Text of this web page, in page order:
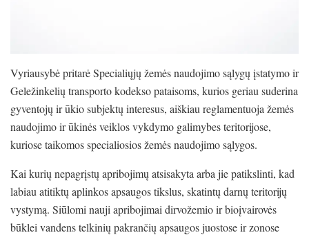
Vyriausybė pritarė Specialiųjų žemės naudojimo sąlygų įstatymo ir
Geležinkelių transporto kodekso pataisoms, kurios geriau suderina
gyventojų ir ūkio subjektų interesus, aiškiau reglamentuoja žemės
naudojimo ir ūkinės veiklos vykdymo galimybes teritorijose,
kuriose taikomos specialiosios žemės naudojimo sąlygos.
Kai kurių nepagrįstų apribojimų atsisakyta arba jie patikslinti, kad
labiau atitiktų aplinkos apsaugos tikslus, skatintų darnų teritorijų
vystymą. Siūlomi nauji apribojimai dirvožemio ir bioįvairovės
būklei vandens telkinių pakrančių apsaugos juostose ir zonose